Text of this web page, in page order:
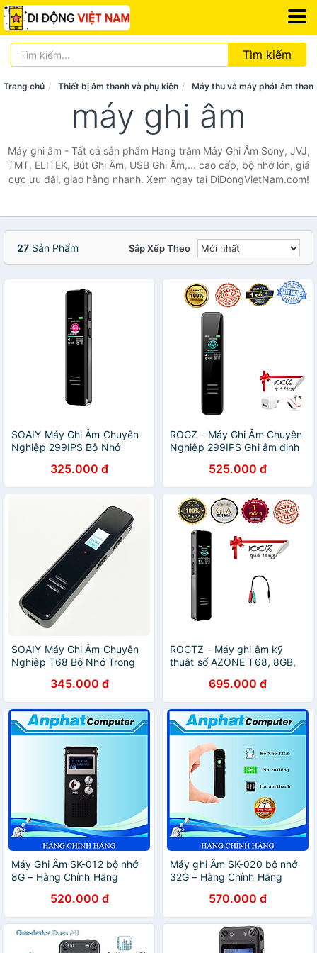
Tìm kiếm
Trang chủ Thiết bị âm thanh và phụ kiện Máy thu và máy phát âm
máy ghi âm
Máy ghi âm - Tất cả sản phẩm Hàng trăm Máy Ghi Âm Sony, JVJ,
TMT, ELITEK, Bút Ghi Âm, USB Ghi Âm,... cao cấp, bộ nhớ lớn, giá
cực ưu đãi, giao hàng nhanh. Xem ngay tại DiDongVietNam.com!
27 Sản Phẩm Sắp Xếp Theo
SOAIY Máy Ghi Âm Chuyên
Nghiệp 299IPS Bộ Nhớ
Recorder - Hàng Nhập Khẩu
325.000 đ
ROGZ - Máy Ghi Âm Chuyên
Nghiệp 299IPS Ghi âm định
động Bộ nhớ 8Gb Màn
gương 5D sắc nét Tự động
lưu trữ Bảo mật tệp tin Hỗ
trợ học tiếng Anh hiệu quả -
Hàng Chính Hãng
525.000 đ
SOAIY Máy Ghi Âm Chuyên
Nghiệp T68 Bộ Nhớ Trong
- Hàng Nhập Khẩu
345.000 đ
ROGTZ - Máy ghi âm kỹ
thuật số AZONE T68, 8GB,
Chất liệu cao cấp, Loại bỏ
tạp âm, Dung lượng pin cao,
Nhiều tính năng thông minh,
Nghe nhạc MP3, Lặp lại,
Phát ngẫu nhiên, Hẹn giờ tự
động, Bộ nhớ trong 8GB,
Hàng Chính Hãng
695.000 đ
Máy Ghi Âm SK-012 bộ nhớ
8G – Hàng Chính Hãng
520.000 đ
Máy ghi Âm SK-020 bộ nhớ
32G – Hàng Chính Hãng
570.000 đ